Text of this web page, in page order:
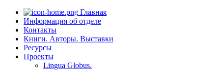
Главная
Информация об отделе
Контакты
Книги. Авторы. Выставки
Ресурсы
Проекты
Lingua Globus.